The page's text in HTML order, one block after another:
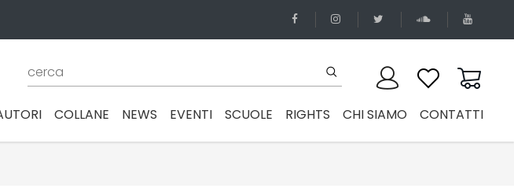
COLLANE NEWS EVENTI SCUOLE RIGHTS CHI SIAMO CONTATTI